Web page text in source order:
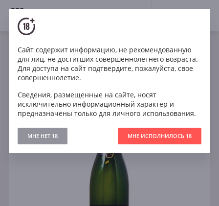
18+
Игристое Белое Полусухое
Испания
Mas Pere Cava Semi Sec
Сайт содержит информацию, не рекомендованную
для лиц, не достигших совершеннолетнего возраста.
Для доступа на сайт подтвердите, пожалуйста, свое
совершеннолетие.
Сведения, размещенные на сайте, носят
исключительно информационный характер и
предназначены только для личного использования.
МНЕ НЕТ 18 МНЕ ИСПОЛНИЛОСЬ 18